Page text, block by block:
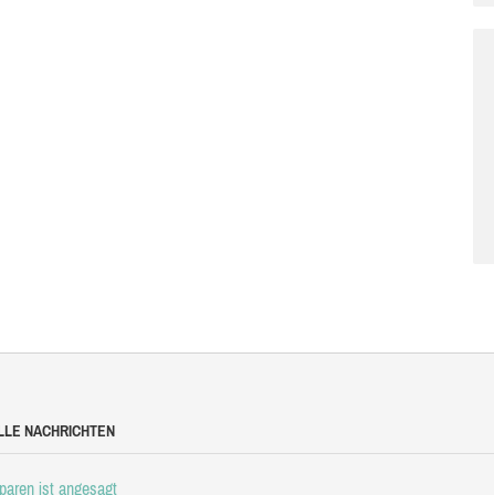
NACHRICHTEN
ist angesagt